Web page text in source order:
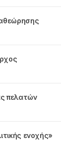
πελατών
ενοχής»